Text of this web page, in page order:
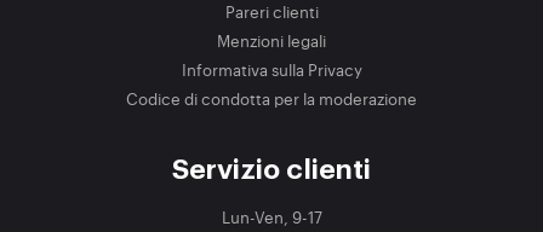
Pareri clienti
Menzioni legali
Informativa sulla Privacy
Codice di condotta per la moderazione
Servizio clienti
Lun-Ven, 9-17